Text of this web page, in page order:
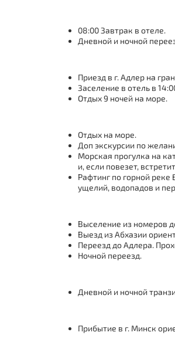
08:00 Завтрак в отеле.
Дневной и ночной
Приезд в г. Адлер на
Заселение в отель в
Отдых 9 ночей на море.
Отдых на море.
Доп экскурсии по
Морская прогулка на
и, если повезет,
Рафтинг по горной
ущелий, водопадов и
Выселение из номеров
Выезд из Абхазии
Переезд до Адлера.
Ночной переезд.
Дневной и ночной
Прибытие в г. Минск